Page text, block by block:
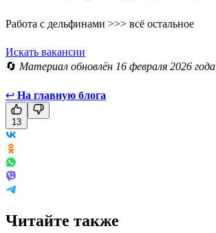
Работа с дельфинами >>> всё остальное
Искать вакансии
🔄 Материал обновлён 16 февраля 2026 года
↩ На главную блога
13
Читайте также